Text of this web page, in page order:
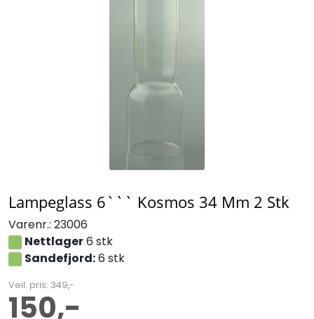
Lampeglass 6``` Kosmos 34 Mm 2 Stk
Varenr.: 23006
Nettlager6 stk
Sandefjord:6 stk
Veil. pris: 349,-
150,-